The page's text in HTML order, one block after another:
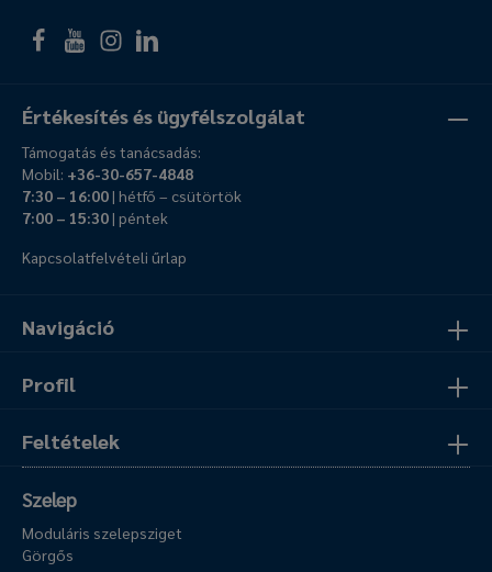
Navigáció
Profil
Feltételek
Értékesítés és ügyfélszolgálat
Támogatás és tanácsadás:
Mobil: +36-30-657-4848
7:30 – 16:00| hétfő – csütörtök
7:00 – 15:30| péntek
Kapcsolatfelvételi űrlap
Szelep
Moduláris szelepsziget
Görgős